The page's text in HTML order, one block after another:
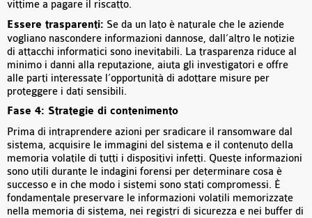
vittime a pagare il riscatto.
Essere trasparenti: Se da un lato è naturale che le aziende
vogliano nascondere informazioni dannose, dall’altro le notizie
di attacchi informatici sono inevitabili. La trasparenza riduce al
minimo i danni alla reputazione, aiuta gli investigatori e offre
alle parti interessate l’opportunità di adottare misure per
proteggere i dati sensibili.
Fase 4: Strategie di contenimento
Prima di intraprendere azioni per sradicare il ransomware dal
sistema, acquisire le immagini del sistema e il contenuto della
memoria volatile di tutti i dispositivi infetti. Queste informazioni
sono utili durante le indagini forensi per determinare cosa è
successo e in che modo i sistemi sono stati compromessi. È
fondamentale preservare le informazioni volatili memorizzate
nella memoria di sistema, nei registri di sicurezza e nei buffer di